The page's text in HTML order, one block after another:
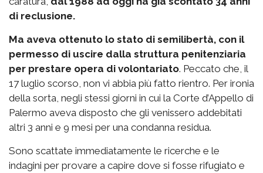
di reclusione.
Ma aveva ottenuto lo stato di semilibertà, con il
permesso di uscire dalla struttura penitenziaria
per prestare opera di volontariato. Peccato che, il
17 luglio scorso, non vi abbia più fatto rientro. Per ironia
della sorta, negli stessi giorni in cui la Corte d’Appello di
Palermo aveva disposto che gli venissero addebitati
altri 3 anni e 9 mesi per una condanna residua.
Sono scattate immediatamente le ricerche e le
indagini per provare a capire dove si fosse rifugiato e